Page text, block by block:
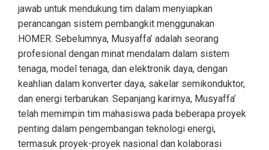
jawab untuk mendukung tim dalam menyiapkan
perancangan sistem pembangkit menggunakan
HOMER. Sebelumnya, Musyaffa’ adalah seorang
profesional dengan minat mendalam dalam sistem
tenaga, model tenaga, dan elektronik daya, dengan
keahlian dalam konverter daya, sakelar semikonduktor,
dan energi terbarukan. Sepanjang karirnya, Musyaffa’
telah memimpin tim mahasiswa pada beberapa proyek
penting dalam pengembangan teknologi energi,
termasuk proyek-proyek nasional dan kolaborasi